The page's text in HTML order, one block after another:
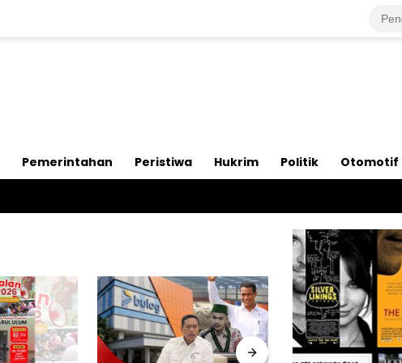
Pemerintahan Peristiwa Hukrim Politik Otomotif